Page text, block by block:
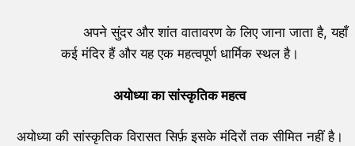
अपने सुंदर और शांत वातावरण के लिए जाना जाता है, यहाँ
कई मंदिर हैं और यह एक महत्वपूर्ण धार्मिक स्थल है।
अयोध्या का सांस्कृतिक महत्व
अयोध्या की सांस्कृतिक विरासत सिर्फ़ इसके मंदिरों तक सीमित नहीं है।